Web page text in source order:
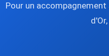
Pour un